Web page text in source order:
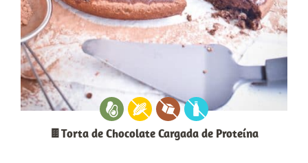
🍫Torta de Chocolate Cargada de Proteína